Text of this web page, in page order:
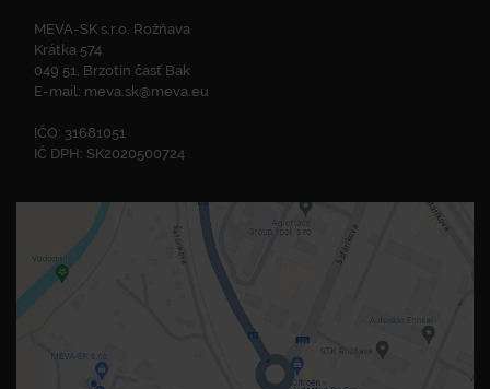
MEVA-SK s.r.o. Rožňava
Krátka 574
049 51, Brzotín časť Bak
E-mail: meva.sk@meva.eu
IČO: 31681051
IČ DPH: SK2020500724